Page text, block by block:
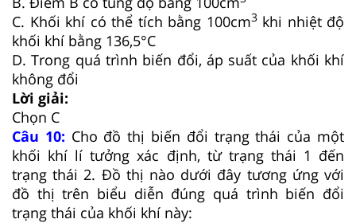
C. Khối khí có thể tích bằng 100cm3khi nhiệt độ
khối khí bằng 136,5°C
D. Trong quá trình biến đổi, áp suất của khối khí
không đổi
Lời giải:
Chọn C
Câu 10: Cho đồ thị biến đổi trạng thái của một
khối khí lí tưởng xác định, từ trạng thái 1 đến
trạng thái 2. Đồ thị nào dưới đây tương ứng với
đồ thị trên biểu diễn đúng quá trình biến đổi
trạng thái của khối khí này: